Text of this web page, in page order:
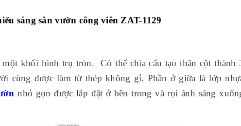
sáng sân vườn công viên ZAT-1129
khối hình trụ tròn. Có thể chia cấu tạo thân cột thành
cùng được làm từ thép không gỉ. Phần ở giữa là lớp
nhỏ gọn được lắp đặt ở bên trong và rọi ánh sáng